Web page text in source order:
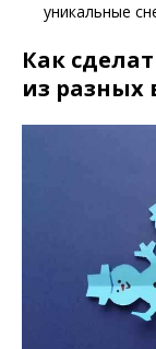
уникальные
Как
из разных